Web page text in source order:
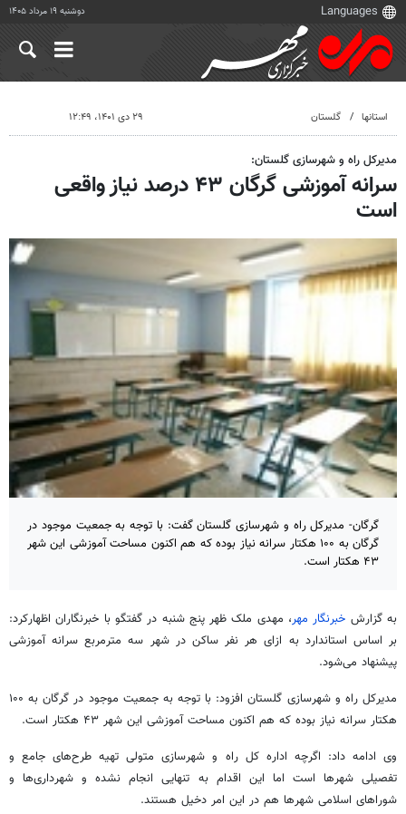
دوشنبه ۱۹ مرداد ۱۴۰۵
استانها گلستان ۲۹ دی ۱۴۰۱، ۱۲:۴۹
مدیرکل راه و شهرسازی گلستان:
سرانه آموزشی گرگان ۴۳ درصد نیاز واقعی
است
گرگان- مدیرکل راه و شهرسازی گلستان گفت: با توجه به جمعیت موجود در
گرگان به ۱۰۰ هکتار سرانه نیاز بوده که هم اکنون مساحت آموزشی این شهر
۴۳ هکتار است.
به گزارش خبرنگار مهر، مهدی ملک ظهر پنج شنبه در گفتگو با خبرنگاران اظهارکرد:
بر اساس استاندارد به ازای هر نفر ساکن درشهر سه مترمربع سرانه آموزشی
پیشنهاد می‌شود.
مدیرکل راه و شهرسازی گلستان افزود: با توجه به جمعیت موجود در گرگان به ۱۰۰
هکتار سرانه نیاز بوده که هم اکنون مساحت آموزشی این شهر ۴۳ هکتار است.
وی ادامه داد: اگرچه اداره کل راه و شهرسازی متولی تهیه طرح‌های جامع و
تفصیلی شهرها است اما این اقدام به تنهایی انجام نشدهو شهرداری‌ها و
شوراهای اسلامی شهرها هم در این امر دخیل هستند.